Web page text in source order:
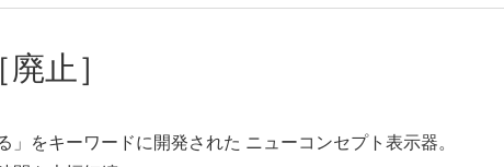
止］
」をキーワードに開発された ニューコンセプト表示器。